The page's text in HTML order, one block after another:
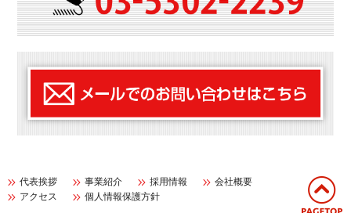
代表挨拶 事業紹介 採用情報
会社概要
アクセス
個人情報保護方針